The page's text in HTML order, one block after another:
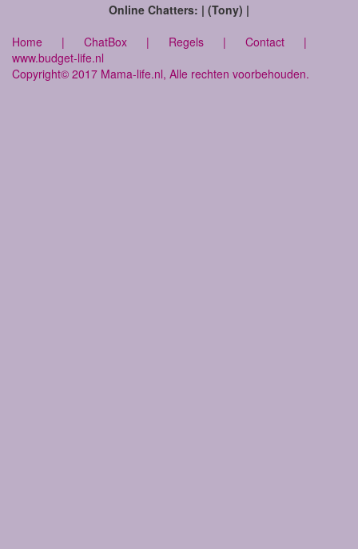
Online Chatters: | (Tony) |
Home | ChatBox | Regels | Contact |
www.budget-life.nl
Copyright© 2017 Mama-life.nl, Alle rechten voorbehouden.